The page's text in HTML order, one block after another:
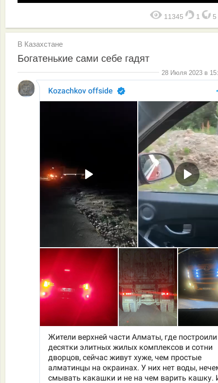
11345 1 5
В Казахстане
Богатенькие сами себе гадят
28 Июля 2023 в